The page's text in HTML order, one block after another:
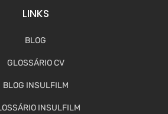
LINKS
BLOG
GLOSSÁRIO CV
BLOG INSULFILM
INSULFILM